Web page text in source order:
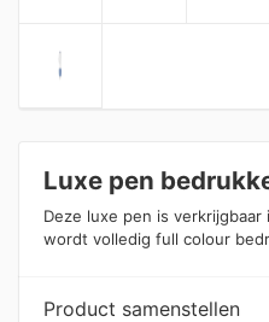
Luxe pen
Deze luxe pen is
wordt volledig full colour
Product samenstellen